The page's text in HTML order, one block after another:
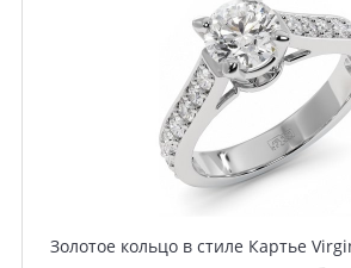
Золотое кольцо в стиле Картье